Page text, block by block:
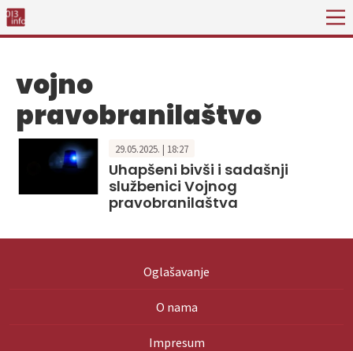
vojno
pravobranilaštvo
29.05.2025. | 18:27
Uhapšeni bivši i sadašnji
službenici Vojnog
pravobranilaštva
Oglašavanje
O nama
Impresum